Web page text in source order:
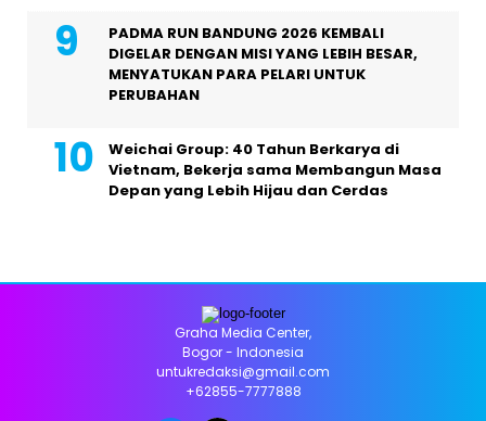
PADMA RUN BANDUNG 2026 KEMBALI
DIGELAR DENGAN MISI YANG LEBIH BESAR,
MENYATUKAN PARA PELARI UNTUK
PERUBAHAN
Weichai Group: 40 Tahun Berkarya di
Vietnam, Bekerja sama Membangun Masa
Depan yang Lebih Hijau dan Cerdas
Graha Media Center,
Bogor - Indonesia
untukredaksi@gmail.com
+62855-7777888